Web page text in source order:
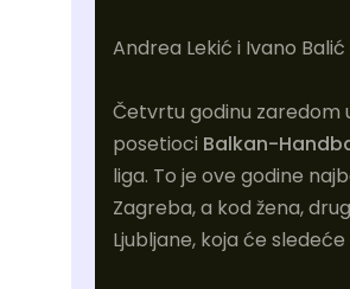
Andrea Lekić i Ivano
Četvrtu godinu zaredom
posetioci Balkan-
liga. To je ove godine
Zagreba, a kod žena,
Ljubljane, koja će